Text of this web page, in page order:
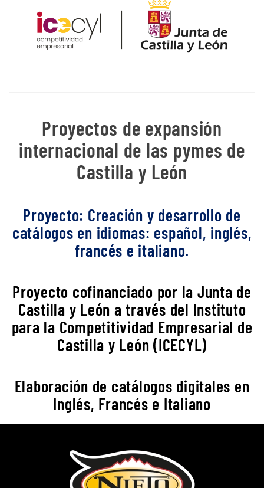
Proyectos de expansión
internacional de las pymes de
Castilla y León
Proyecto: Creación y desarrollo de
catálogos en idiomas: español, inglés,
francés e italiano.
Proyecto cofinanciado por la Junta de
Castilla y León a través del Instituto
para la Competitividad Empresarial de
Castilla y León (ICECYL)
Elaboración de catálogos digitales en
Inglés, Francés e Italiano